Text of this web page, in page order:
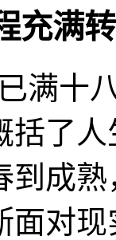
充满
满十
括了
到成
面对